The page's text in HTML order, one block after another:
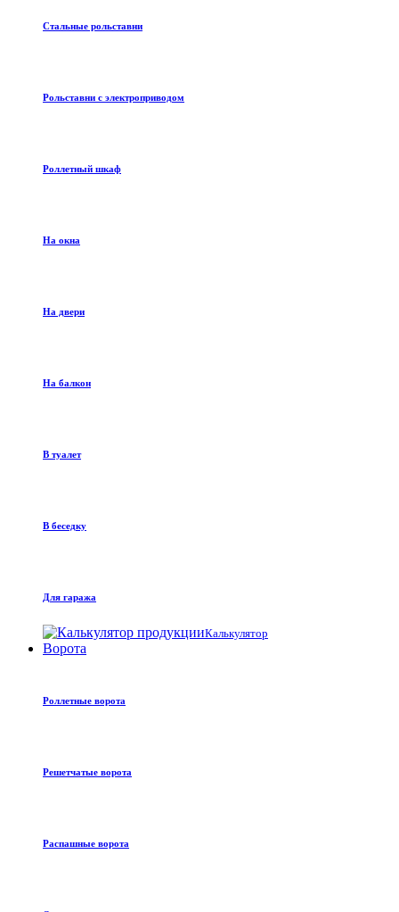
Стальные рольставни
Рольставни с электроприводом
Роллетный шкаф
На окна
На двери
На балкон
В туалет
В беседку
Для гаража
Калькулятор
Ворота
Роллетные ворота
Решетчатые ворота
Распашные ворота